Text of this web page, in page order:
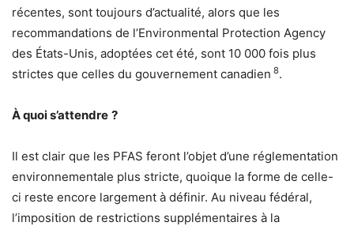
récentes, sont toujours d’actualité, alors que les
recommandations de l’Environmental Protection Agency
des États-Unis, adoptées cet été, sont 10 000 fois plus
strictes que celles du gouvernement canadien 8.
À quoi s’attendre ?
Il est clair que les PFAS feront l’objet d’une réglementation
environnementale plus stricte, quoique la forme de celle-
ci reste encore largement à définir. Au niveau fédéral,
l’imposition de restrictions supplémentaires à la